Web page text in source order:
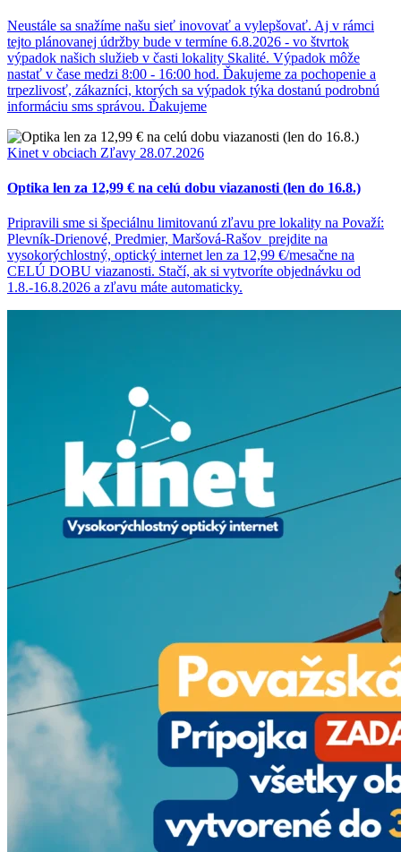
Neustále sa snažíme našu sieť inovovať a vylepšovať. Aj v rámci
tejto plánovanej údržby bude v termíne 6.8.2026 - vo štvrtok
výpadok našich služieb v časti lokality Skalité. Výpadok môže
nastať v čase medzi 8:00 - 16:00 hod. Ďakujeme za pochopenie a
trpezlivosť, zákazníci, ktorých sa výpadok týka dostanú podrobnú
informáciu sms správou. Ďakujeme
Kinet v obciach Zľavy 28.07.2026
Optika len za 12,99 € na celú dobu viazanosti (len do 16.8.)
Pripravili sme si špeciálnu limitovanú zľavu pre lokality na Považí:
Plevník-Drienové, Predmier, Maršová-Rašov prejdite na
vysokorýchlostný, optický internet len za 12,99 €/mesačne na
CELÚ DOBU viazanosti. Stačí, ak si vytvoríte objednávku od
1.8.-16.8.2026 a zľavu máte automaticky.